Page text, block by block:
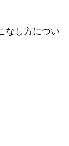
なし方につい